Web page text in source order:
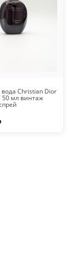
Christian Dior
50 мл винтаж